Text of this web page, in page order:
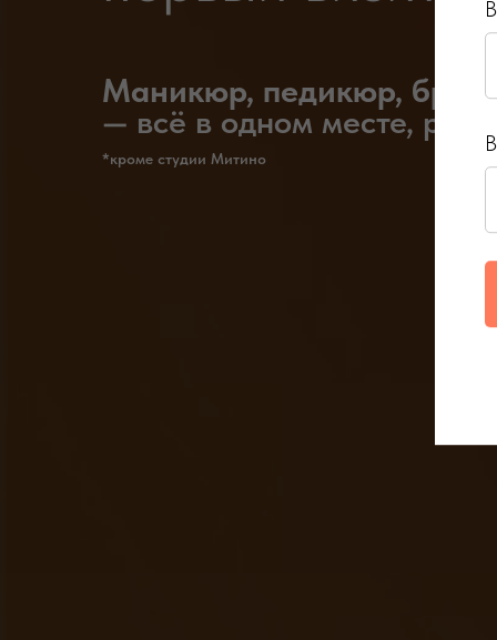
Маникюр, педикюр,
— всё в одном месте,
*кроме студии Митино